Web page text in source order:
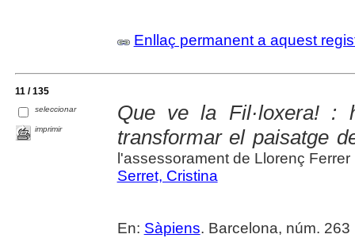
Enllaç permanent a aquest
11 / 135
seleccionar
imprimir
Que ve la Fil·loxera! :
transformar el paisatge
l'assessorament de Llorenç Ferrer
Serret, Cristina
En: Sàpiens. Barcelona, núm.